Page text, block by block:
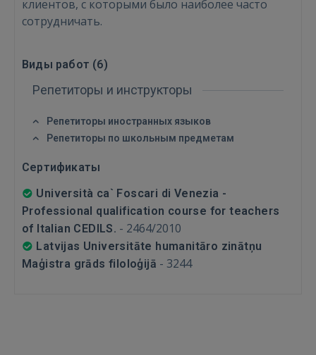
ВОЙТИ
Забыли пароль? Запомнить?
GOOGLE
 Sign in with Apple
клиентов, с которыми было наиболее часто
сотрудничать.
Виды работ (6)
Репетиторы и инструкторы
Репетиторы иностранных языков
Репетиторы по школьным предметам
Сертификаты
Università ca` Foscari di Venezia -
Professional qualification course for teachers
of Italian CEDILS. - 2464/2010
Latvijas Universitāte humanitāro zinātņu
Maģistra grāds filoloģijā - 3244